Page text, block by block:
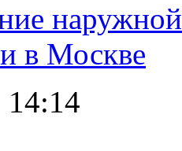
в Москве
14:14